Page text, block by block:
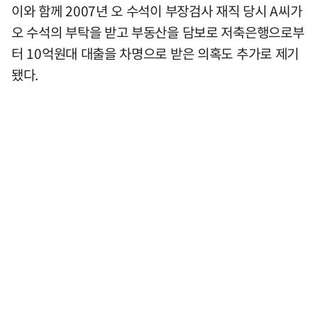
이와 함께 2007년 오 수석이 부장검사 재직 당시 A씨가
오 수석의 부탁을 받고 부동산을 담보로 저축은행으로부
터 10억원대 대출을 차명으로 받은 의혹도 추가로 제기
됐다.